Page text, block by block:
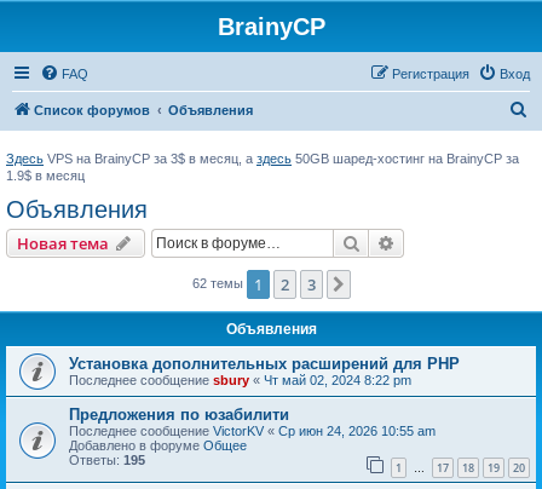
BrainyCP
FAQ Вход
Регистрация
Список форумов Объявления
Здесь VPS на BrainyCP за 3$ в месяц, а здесь 50GB шаред-хостинг на BrainyCP за
1.9$ в месяц
Объявления
Новая тема Поиск
62 темы 1 2 3
Объявления
Установка дополнительных расширений для PHP
Последнее сообщение sbury « Чт май 02, 2024 8:22 pm
Предложения по юзабилити
Последнее сообщение VictorKV « Ср июн 24, 2026 10:55 am
Добавлено в форуме Общее
Ответы: 195 1 … 17 18 19 20